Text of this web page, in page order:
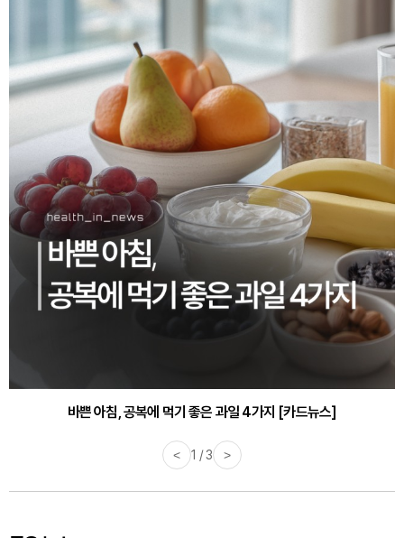
바쁜 아침, 공복에 먹기 좋은 과일 4가지 [카드뉴스]
< 1 / 3 >